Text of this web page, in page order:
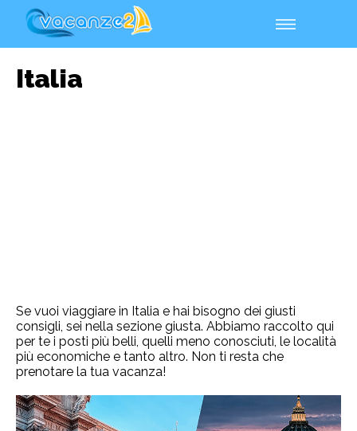
Italia
Se vuoi viaggiare in Italia e hai bisogno dei giusti
consigli, sei nella sezione giusta. Abbiamo raccolto qui
per te i posti più belli, quelli meno conosciuti, le località
più economiche e tanto altro. Non ti resta che
prenotare la tua vacanza!